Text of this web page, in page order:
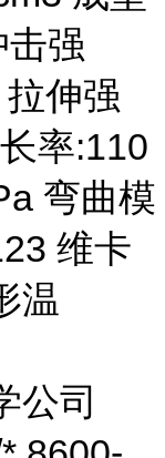
强
伸强
率:110
弯曲模
维卡
温
公司